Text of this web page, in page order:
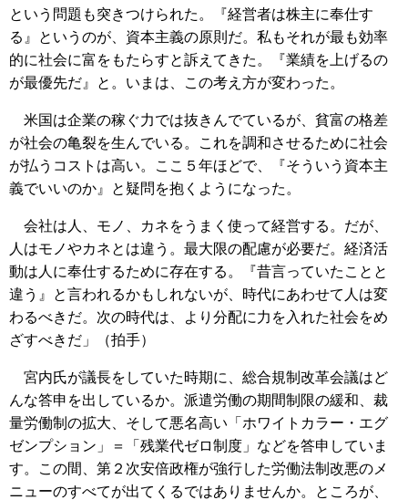
という問題も突きつけられた。『経営者は株主に奉仕す
る』というのが、資本主義の原則だ。私もそれが最も効率
的に社会に富をもたらすと訴えてきた。『業績を上げるの
が最優先だ』と。いまは、この考え方が変わった。
米国は企業の稼ぐ力では抜きんでているが、貧富の格差
が社会の亀裂を生んでいる。これを調和させるために社会
が払うコストは高い。ここ５年ほどで、『そういう資本主
義でいいのか』と疑問を抱くようになった。
会社は人、モノ、カネをうまく使って経営する。だが、
人はモノやカネとは違う。最大限の配慮が必要だ。経済活
動は人に奉仕するために存在する。『昔言っていたことと
違う』と言われるかもしれないが、時代にあわせて人は変
わるべきだ。次の時代は、より分配に力を入れた社会をめ
ざすべきだ」（拍手）
宮内氏が議長をしていた時期に、総合規制改革会議はど
んな答申を出しているか。派遣労働の期間制限の緩和、裁
量労働制の拡大、そして悪名高い「ホワイトカラー・エグ
ゼンプション」＝「残業代ゼロ制度」などを答申していま
す。この間、第２次安倍政権が強行した労働法制改悪のメ
ニューのすべてが出てくるではありませんか。ところが、